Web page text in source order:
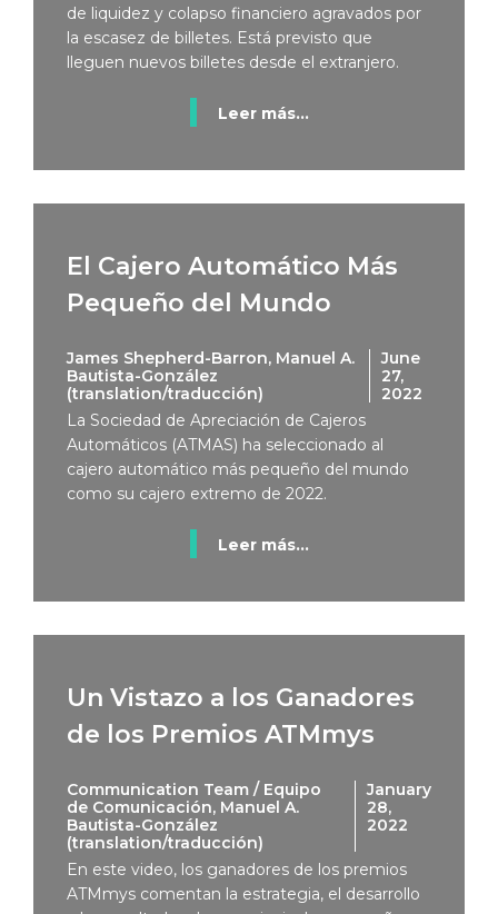
de liquidez y colapso financiero agravados por
la escasez de billetes. Está previsto que
lleguen nuevos billetes desde el extranjero.
Leer más...
El Cajero Automático Más
Pequeño del Mundo
James Shepherd-Barron, Manuel A.
Bautista-González
(translation/traducción)
June
27,
2022
La Sociedad de Apreciación de Cajeros
Automáticos (ATMAS) ha seleccionado al
cajero automático más pequeño del mundo
como su cajero extremo de 2022.
Leer más...
Un Vistazo a los Ganadores
de los Premios ATMmys
Communication Team / Equipo
de Comunicación, Manuel A.
Bautista-González
(translation/traducción)
January
28,
2022
En este video, los ganadores de los premios
ATMmys comentan la estrategia, el desarrollo